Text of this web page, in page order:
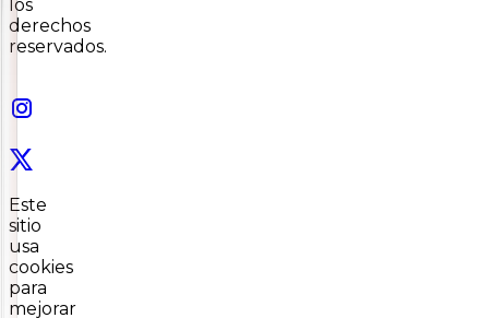
los
derechos
reservados.
Este
sitio
usa
cookies
para
mejorar